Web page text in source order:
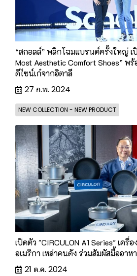
“สกอลล์” พลิกโฉมแบรนด์ครั้งใหญ่ เ
Most Aesthetic Comfort Shoes” พ
ดีไซน์เก๋จากอิตาลี
27 ก.พ. 2024
NEW COLLECTION - NEW PRODUCT
เปิดตัว "CIRCULON A1 Series" เครื่
อเมริกา เหล่าคนดัง ร่วมสัมผัสมื้ออา
21 ต.ค. 2024